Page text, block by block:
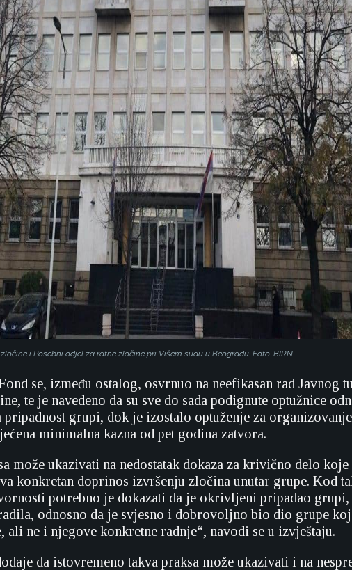
i Posebni odjel za ratne zločine pri Višem sudu u Beogradu. Foto: BIRN
se, između ostalog, osvrnuo na neefikasan rad Javnog
te je navedeno da su sve do sada podignute optužnice
grupi, dok je izostalo optuženje za
minimalna kazna od pet godina zatvora.
može ukazivati na nedostatak dokaza za krivično delo koje
konkretan doprinos izvršenju zločina unutar grupe. Kod
potrebno je dokazati da je okrivljeni pripadao grupi,
odnosno da je svjesno i dobrovoljno bio dio grupe
ali ne i njegove konkretne radnje“, navodi se u izvještaju.
da istovremeno takva praksa može ukazivati i na